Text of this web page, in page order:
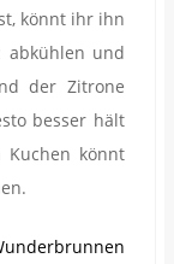
könnt ihr ihn
abkühlen und
der Zitrone
besser hält
könnt